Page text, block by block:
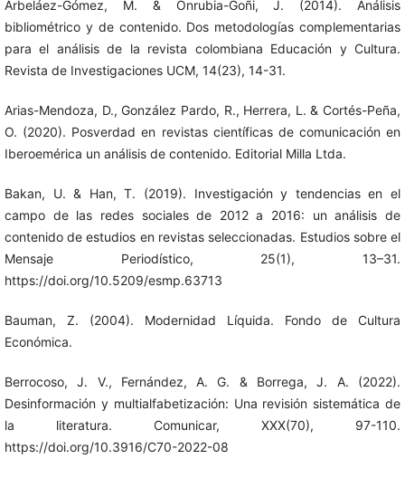
Arbeláez-Gómez, M. & Onrubia-Goñi, J. (2014). Análisis
bibliométrico y de contenido. Dos metodologías complementarias
para el análisis de la revista colombiana Educación y Cultura.
Revista de Investigaciones UCM, 14(23), 14-31.
Arias-Mendoza, D., González Pardo, R., Herrera, L. & Cortés-Peña,
O. (2020). Posverdad en revistas científicas de comunicación en
Iberoemérica un análisis de contenido. Editorial Milla Ltda.
Bakan, U. & Han, T. (2019). Investigación y tendencias en el
campo de las redes sociales de 2012 a 2016: un análisis de
contenido de estudios en revistas seleccionadas. Estudios sobre el
Mensaje Periodístico, 25(1), 13–31.
https://doi.org/10.5209/esmp.63713
Bauman, Z. (2004). Modernidad Líquida. Fondo de Cultura
Económica.
Berrocoso, J. V., Fernández, A. G. & Borrega, J. A. (2022).
Desinformación y multialfabetización: Una revisión sistemática de
la literatura. Comunicar, XXX(70), 97-110.
https://doi.org/10.3916/C70-2022-08